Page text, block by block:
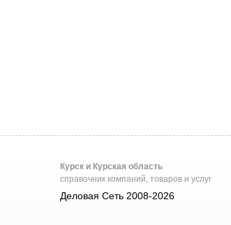
Курск и Курская область
справочник компаний, товаров и услуг
Деловая Сеть 2008-2026